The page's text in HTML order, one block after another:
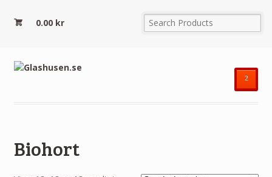
0.00 kr
²
Biohort